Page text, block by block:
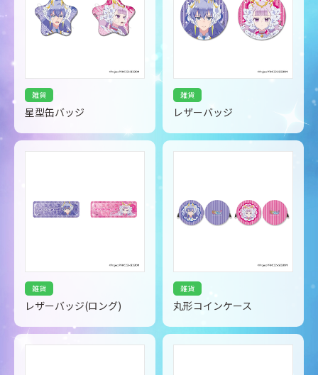
雑貨
星型缶バッジ
雑貨
レザーバッジ
雑貨
レザーバッジ(ロング)
雑貨
丸形コインケース